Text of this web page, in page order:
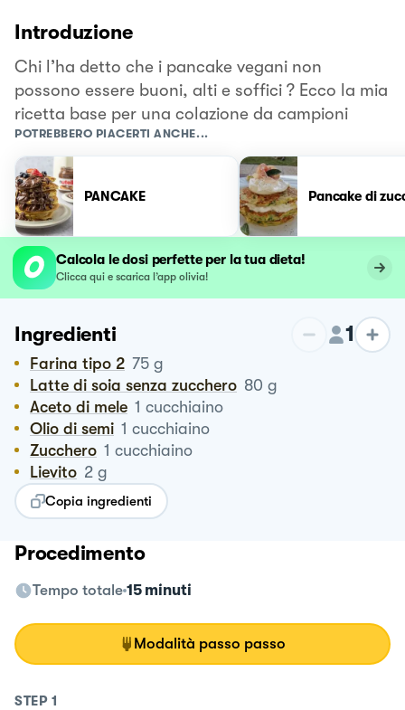
Introduzione
Chi l’ha detto che i pancake vegani non
possono essere buoni, alti e soffici ? Ecco la mia
ricetta base per una colazione da campioni
POTREBBERO PIACERTI ANCHE...
PANCAKE Pancake di
Calcola le dosi perfette per la tua dieta!
Clicca qui e scarica l’app olivia!
Ingredienti 1
Farina tipo 2 75 g
Latte di soia senza zucchero 80 g
Aceto di mele 1 cucchiaino
Olio di semi 1 cucchiaino
Zucchero 1 cucchiaino
Lievito 2 g
Copia ingredienti
Procedimento
Tempo totale 15 minuti
Modalità passo passo
STEP 1